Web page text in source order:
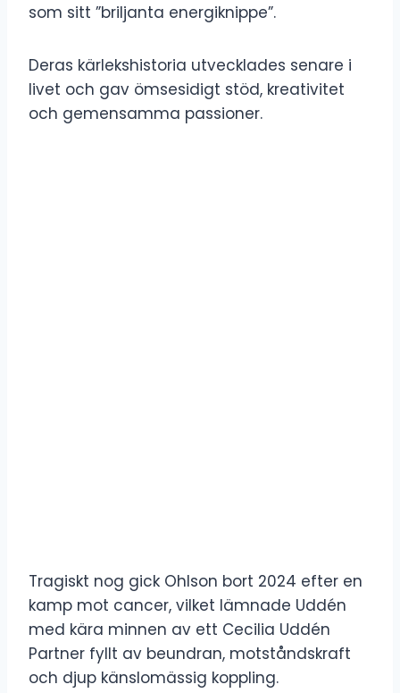
som sitt ”briljanta energiknippe”.
Deras kärlekshistoria utvecklades senare i
livet och gav ömsesidigt stöd, kreativitet
och gemensamma passioner.
Tragiskt nog gick Ohlson bort 2024 efter en
kamp mot cancer, vilket lämnade Uddén
med kära minnen av ett Cecilia Uddén
Partner fyllt av beundran, motståndskraft
och djup känslomässig koppling.